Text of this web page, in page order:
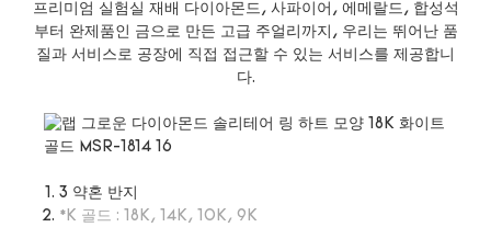
프리미엄 실험실 재배 다이아몬드, 사파이어, 에메랄드, 합성석
부터 완제품인 금으로 만든 고급 주얼리까지, 우리는 뛰어난 품
질과 서비스로 공장에 직접 접근할 수 있는 서비스를 제공합니
다.
3 약혼 반지
*K 골드 : 18K, 14K, 10K, 9K